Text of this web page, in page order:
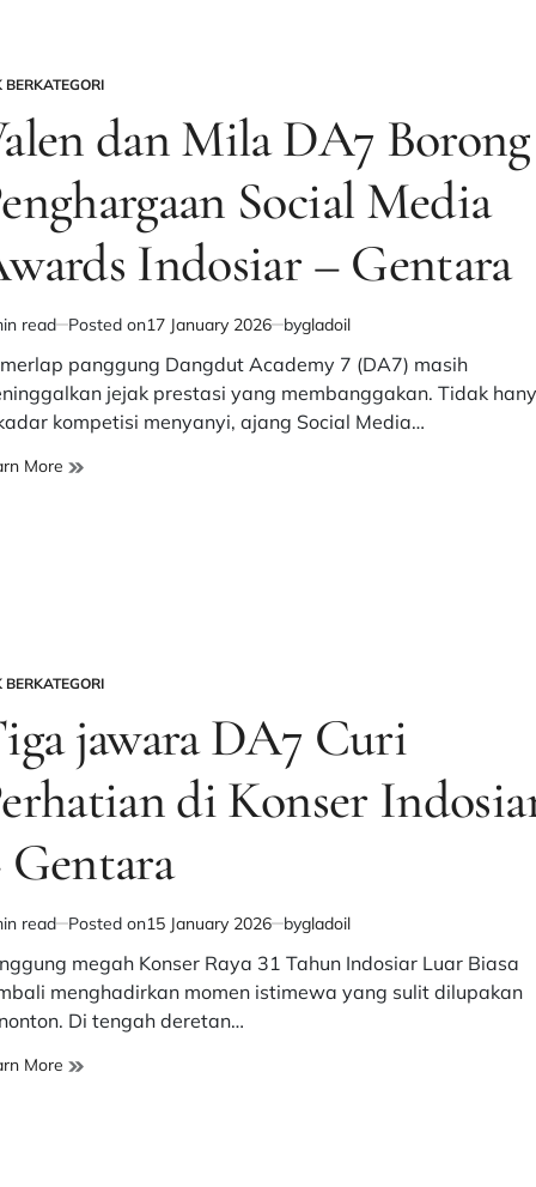
–
Gentara
BERKATEGORI
dan Mila DA7 Borong
Social Media
Indosiar – Gentara
read Posted on17 January 2026 bygladoil
panggung Dangdut Academy 7 (DA7) masih
jejak prestasi yang membanggakan. Tidak
kompetisi menyanyi, ajang Social Media…
More Valen
Indosiar
Gentara
BERKATEGORI
jawara DA7 Curi
di Konser
read Posted on15 January 2026 bygladoil
megah Konser Raya 31 Tahun Indosiar Luar Biasa
menghadirkan momen istimewa yang sulit dilupakan
Di tengah deretan…
More Tiga